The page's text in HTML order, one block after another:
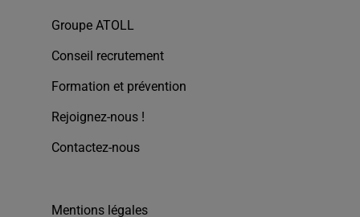
Groupe ATOLL
Conseil recrutement
Formation et prévention
Rejoignez-nous !
Contactez-nous
Mentions légales